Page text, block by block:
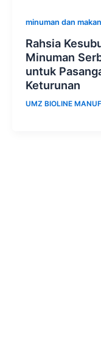
minuman dan
Rahsia
Minuman
untuk
Keturunan
UMZ BIOLINE